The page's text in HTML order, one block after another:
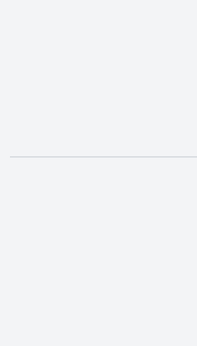
opens in new